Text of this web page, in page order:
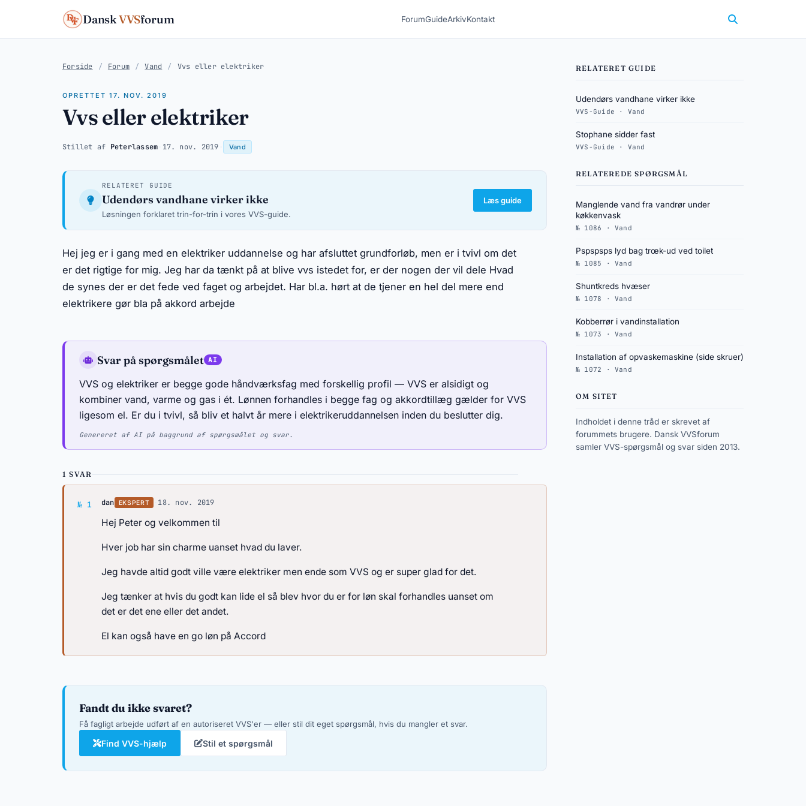
DanskVVSforum ForumGuideArkivKontakt
Forside / Forum / Vand / Vvs eller elektriker
OPRETTET 17. NOV. 2019
Vvs eller elektriker
Stillet af Peterlassem 17. nov. 2019 Vand
RELATERET GUIDE
Udendørs vandhane virker ikke
Løsningen forklaret trin-for-trin i vores VVS-guide.
Læs guide
Hej jeg er i gang med en elektriker uddannelse og har afsluttet grundforløb, men er i tvivl om det
er det rigtige for mig. Jeg har da tænkt på at blive vvs istedet for, er der nogen der vil dele Hvad
de synes der er det fede ved faget og arbejdet. Har bl.a. hørt at de tjener en hel del mere end
elektrikere gør bla på akkord arbejde
Svar på spørgsmålet
VVS og elektriker er begge gode håndværksfag med forskellig profil — VVS er alsidigt og
kombiner vand, varme og gas i ét. Lønnen forhandles i begge fag og akkordtillæg gælder for VVS
ligesom el. Er du i tvivl, så bliv et halvt år mere i elektrikeruddannelsen inden du beslutter dig.
Genereret af AI på baggrund af spørgsmålet og svar.
1 SVAR
№ 1 Svar af dan
dan EKSPERT 18. nov. 2019
Hej Peter og velkommen til
Hver job har sin charme uanset hvad du laver.
Jeg havde altid godt ville være elektriker men ende som VVS og er super glad for det.
Jeg tænker at hvis du godt kan lide el så blev hvor du er for løn skal forhandles uanset om
det er det ene eller det andet.
El kan også have en go løn på Accord
Fandt du ikke svaret?
Få fagligt arbejde udført af en autoriseret VVS'er — eller stil dit eget spørgsmål, hvis du mangler et svar.
Find VVS-hjælp Stil et spørgsmål
RELATERET GUIDE
Udendørs vandhane virker ikke
VVS-Guide · Vand
Stophane sidder fast
VVS-Guide · Vand
RELATEREDE SPØRGSMÅL
Manglende vand fra vandrør under
køkkenvask
№ 1086 · Vand
Pspspsps lyd bag trœk-ud ved toilet
№ 1085 · Vand
Shuntkreds hvæser
№ 1078 · Vand
Kobberrør i vandinstallation
№ 1073 · Vand
Installation af opvaskemaskine (side skruer)
№ 1072 · Vand
OM SITET
Indholdet i denne tråd er skrevet af
forummets brugere. Dansk VVSforum
samler VVS-spørgsmål og svar siden 2013.